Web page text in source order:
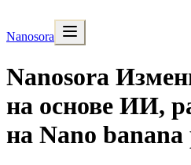
Nanosora
Nanosora
на основе ИИ,
на Nano banana